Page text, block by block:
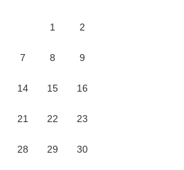
1 2
7 8 9
14 15 16
21 22 23
28 29 30